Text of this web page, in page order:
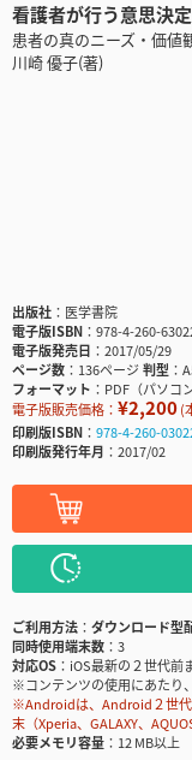
看護者が行う意思決
患者の真のニーズ・価値
川崎 優子(著)
出版社
医学書院
電子版ISBN
978-4-260-
電子版発売日
2017/05/29
ページ数
136ページ判型
フォーマット
PDF（パソコ
電子版販売価格： ¥2,200(
印刷版ISBN
978-4-260-
印刷版発行年月
2017/02
ご利用方法
ダウンロード型
同時使用端末数
3
対応OS
iOS最新の２世代前
※コンテンツの使用にあたり
※Androidは、Android２世代
末（Xperia、GALAXY、
必要メモリ容量
12 MB以上